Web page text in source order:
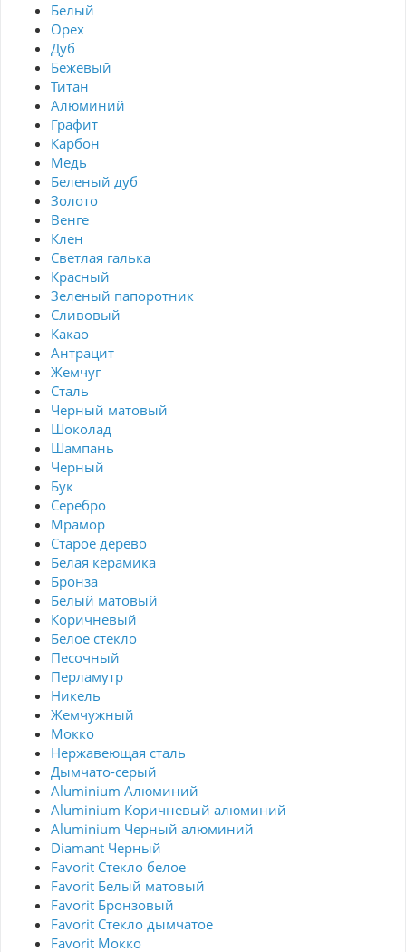
Белый
Орех
Дуб
Бежевый
Титан
Алюминий
Графит
Карбон
Медь
Беленый дуб
Золото
Венге
Клен
Светлая галька
Красный
Зеленый папоротник
Сливовый
Какао
Антрацит
Жемчуг
Сталь
Черный матовый
Шоколад
Шампань
Черный
Бук
Серебро
Мрамор
Старое дерево
Белая керамика
Бронза
Белый матовый
Коричневый
Белое стекло
Песочный
Перламутр
Никель
Жемчужный
Мокко
Нержавеющая сталь
Дымчато-серый
Aluminium Алюминий
Aluminium Коричневый алюминий
Aluminium Черный алюминий
Diamant Черный
Favorit Стекло белое
Favorit Белый матовый
Favorit Бронзовый
Favorit Стекло дымчатое
Favorit Мокко